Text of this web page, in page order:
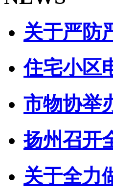
关于严防
住宅小区
市物协举
扬州召开
关于全力